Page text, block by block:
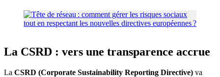
La CSRD : vers une transparence accrue
La CSRD (Corporate Sustainability Reporting Directive) va